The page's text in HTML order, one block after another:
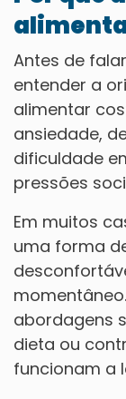
Antes de
entender a
alimentar
ansiedade,
dificuldade
pressões
Em muitos
uma forma
abordagens
dieta ou
funcionam a